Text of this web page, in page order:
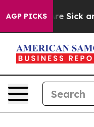
AGP PICKSAre Sick and